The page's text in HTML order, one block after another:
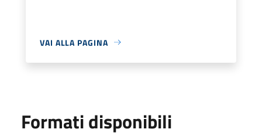
VAI ALLA PAGINA
Formati disponibili